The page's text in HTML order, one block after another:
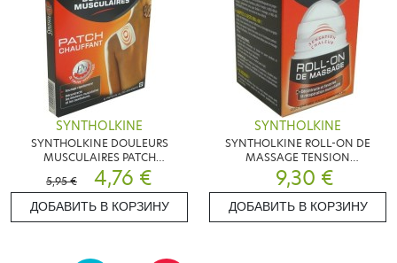
SYNTHOLKINE
SYNTHOLKINE DOULEURS
MUSCULAIRES PATCH
CHAUFFANT DOS
5,95 € 4,76 €
ДОБАВИТЬ В КОРЗИНУ
SYNTHOLKINE
SYNTHOLKINE ROLL-ON DE
MASSAGE TENSION
MUSCULAIRES
9,30 €
ДОБАВИТЬ В КОРЗИНУ